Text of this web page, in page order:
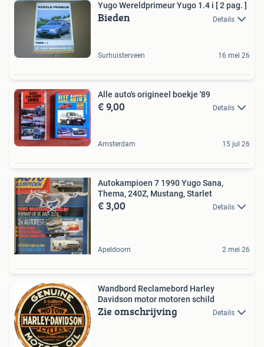
Yugo Wereldprimeur Yugo 1.4 i [ 2 pag. ]
Bieden Details
Surhuisterveen 16 mei 26
Alle auto's origineel boekje '89
€ 9,00 Details
Amsterdam 15 jul 26
Autokampioen 7 1990 Yugo Sana,
Thema, 240Z, Mustang, Starlet
€ 3,00 Details
Apeldoorn 2 mei 26
Wandbord Reclamebord Harley
Davidson motor motoren schild
Zie omschrijving Details